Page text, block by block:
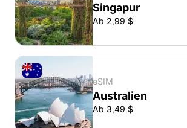
Singapur
Ab 2,99 $
eSIM
Australien
Ab 3,49 $